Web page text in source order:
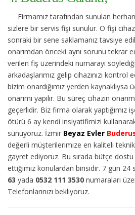
Firmamız tarafından sunulan
sizlere bir servis fişi sunulur. O fişi
sonraki bir sene saklamanız tavsiye
onarımdan önceki aynı sorunu tekrar
verilen fiş üzerindeki numarayı
arkadaşlarımız gelip cihazınızı
bizim onardığımız yerden kaynaklıysa
onarımı yapılır. Bu süreç cihazın
geçerlidir. Biz firma olarak yaptığımız
ötürü 6 ay kendi insiyatifimizi
sunuyoruz. İzmir Beyaz Evler
değerli müşterilerimize en kaliteli
gayret ediyoruz. Bu sırada bütçe
ettiğimiz konulardan birisidir. 7 gün 24
63 yada 0532 111 3530 numaraları
Telefonlarınızı bekliyoruz.